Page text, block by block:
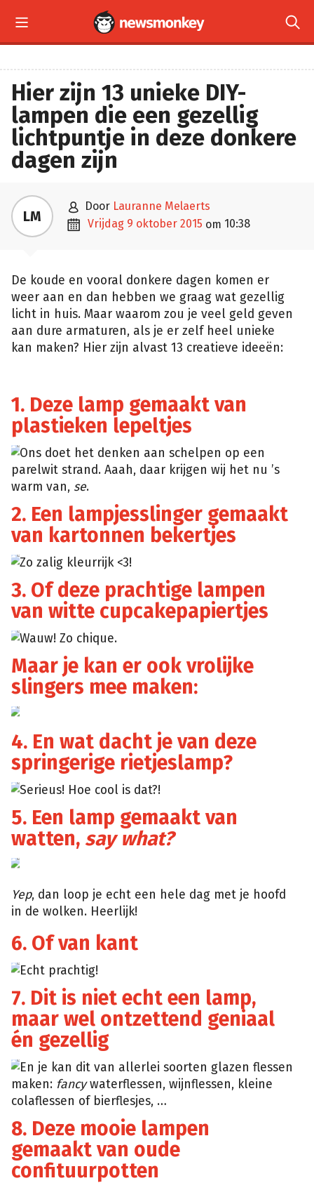
 
Hier zijn 13 unieke DIY-
lampen die een gezellig
lichtpuntje in deze donkere
dagen zijn
LM  door Lauranne Melaerts
 vrijdag 9 oktober 2015 om 10:38
De koude en vooral donkere dagen komen er
weer aan en dan hebben we graag wat gezellig
licht in huis. Maar waarom zou je veel geld geven
aan dure armaturen, als je er zelf heel unieke
kan maken? Hier zijn alvast 13 creatieve ideeën:
1. Deze lamp gemaakt van
plastieken lepeltjes
FUGITIVES
THE
LAB
Ons doet het denken aan schelpen op een
parelwit strand. Aaah, daar krijgen wij het nu ’s
warm van, se.
2. Een lampjesslinger gemaakt
van kartonnen bekertjes
BilboLamp
Zo zalig kleurrijk <3!
3. Of deze prachtige lampen
van witte cupcakepapiertjes
Design
Sponge
Wauw! Zo chique.
Maar je kan er ook vrolijke
slingers mee maken:
Kate
4. En wat dacht je van deze
springerige rietjeslamp?
Design
Sponge
Serieus! Hoe cool is dat?!
5. Een lamp gemaakt van
watten, say what?
FabArtDIY
Yep, dan loop je echt een hele dag met je hoofd
in de wolken. Heerlijk!
6. Of van kant
1mhowto
Echt prachtig!
7. Dit is niet echt een lamp,
maar wel ontzettend geniaal
én gezellig
Design
Sponge
En je kan dit van allerlei soorten glazen flessen
maken: fancywaterflessen, wijnflessen, kleine
colaflessen of bierflesjes, …
8. Deze mooie lampen
gemaakt van oude
confituurpotten